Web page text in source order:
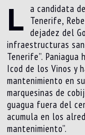
L a candidata
Tenerife,
dejadez del
infraestructuras
Tenerife”.
Icod de los Vinos y
mantenimiento en
marquesinas de
guagua fuera del
acumula en los
mantenimiento”.